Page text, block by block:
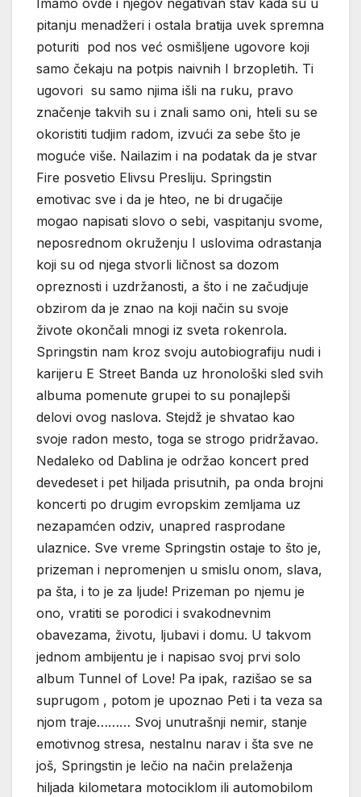
Imamo ovde i njegov negativan stav kada su u
pitanju menadžeri i ostala bratija uvek spremna
poturiti pod nos već osmišljene ugovore koji
samo čekaju na potpis naivnih I brzopletih. Ti
ugovori su samo njima išli na ruku, pravo
značenje takvih su i znali samo oni, hteli su se
okoristiti tudjim radom, izvući za sebe što je
moguće više. Nailazim i na podatak da je stvar
Fire posvetio Elivsu Presliju. Springstin
emotivac sve i da je hteo, ne bi drugačije
mogao napisati slovo o sebi, vaspitanju svome,
neposrednom okruženju I uslovima odrastanja
koji su od njega stvorli ličnost sa dozom
opreznosti i uzdržanosti, a što i ne začudjuje
obzirom da je znao na koji način su svoje
živote okončali mnogi iz sveta rokenrola.
Springstin nam kroz svoju autobiografiju nudi i
karijeru E Street Banda uz hronološki sled svih
albuma pomenute grupei to su ponajlepši
delovi ovog naslova. Stejdž je shvatao kao
svoje radon mesto, toga se strogo pridržavao.
Nedaleko od Dablina je održao koncert pred
devedeset i pet hiljada prisutnih, pa onda brojni
koncerti po drugim evropskim zemljama uz
nezapamćen odziv, unapred rasprodane
ulaznice. Sve vreme Springstin ostaje to što je,
prizeman i nepromenjen u smislu onom, slava,
pa šta, i to je za ljude! Prizeman po njemu je
ono, vratiti se porodici i svakodnevnim
obavezama, životu, ljubavi i domu. U takvom
jednom ambijentu je i napisao svoj prvi solo
album Tunnel of Love! Pa ipak, razišao se sa
suprugom , potom je upoznao Peti i ta veza sa
njom traje……… Svoj unutrašnji nemir, stanje
emotivnog stresa, nestalnu narav i šta sve ne
još, Springstin je lečio na način prelaženja
hiljada kilometara motociklom ili automobilom